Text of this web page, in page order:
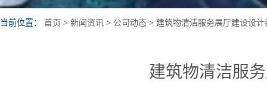
当前位置： 首页 > 新闻资讯 > 公司动态 > 建筑物清洁服务展厅建设设计
建筑物清洁服